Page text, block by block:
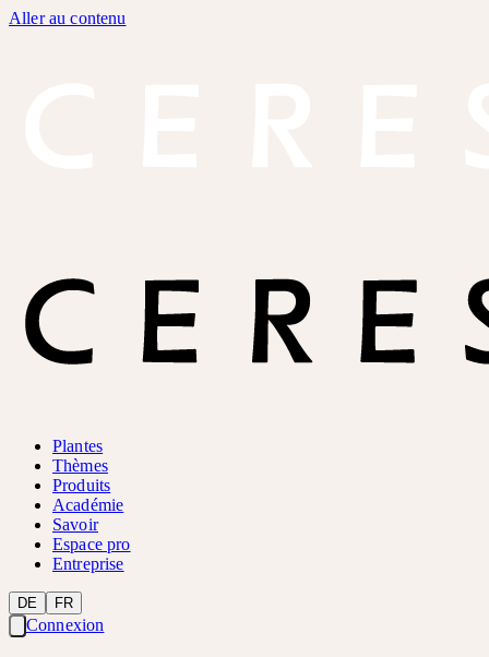
Aller au contenu
Plantes
Thèmes
Produits
Académie
Savoir
Espace pro
Entreprise
DE FR
Connexion